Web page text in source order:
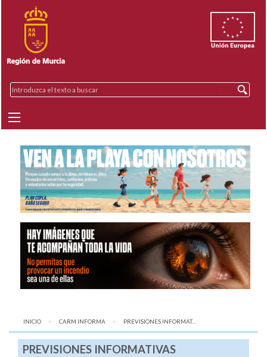
INICIO CARM INFORMA AQUÍ:
PREVISIONES INFORMAT...
PREVISIONES INFORMATIVAS